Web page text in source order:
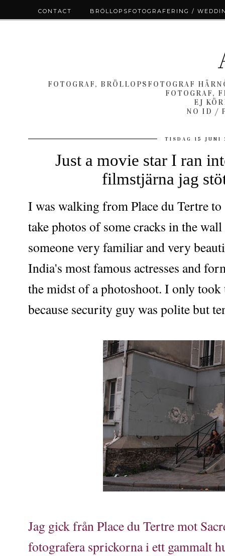
FOTOGRAF, BRÖLLOPSFOTOGRAF
FOTOGRAF,
EJ
NO ID /
TISDAG 15 JUNI
Just a movie star I ran
filmstjärna jag
I was walking from Place du Tertre to
take photos of some cracks in the
someone very familiar and very
India's most famous actresses and
the midst of a photoshoot. I only took
because security guy was polite but
Jag gick från Place du Tertre mot
fotografera sprickorna i ett gammalt
CONTACT BRÖLLOPSFOTOGRAFERING /